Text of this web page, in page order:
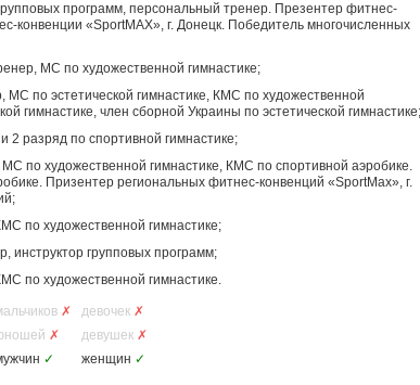
программ, персональный тренер. Презентер фитнес-
конвенции «SportMAX», г. Донецк. Победитель многочисленных
МС по художественной гимнастике;
по эстетической гимнастике, КМС по художественной
гимнастике, член сборной Украины по эстетической гимнастике;
разряд по спортивной гимнастике;
по художественной гимнастике, КМС по спортивной аэробике.
Призентер региональных фитнес-конвенций «SportMax», г.
по художественной гимнастике;
инструктор групповых программ;
по художественной гимнастике.
✗ девочек ✗
✗ девушек ✗
✓ женщин ✓